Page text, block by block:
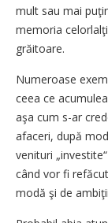
mult sau mai
memoria
grăitoare.
Numeroase
ceea ce
aşa cum s-ar
afaceri, după
venituri
când vor fi
modă şi de